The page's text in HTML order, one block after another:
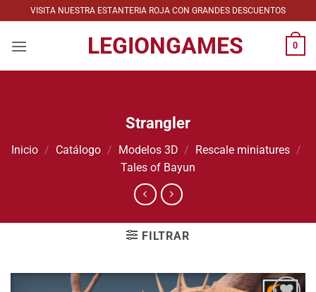
al
contenido
VISITA NUESTRA ESTANTERIA ROJA CON GRANDES DESCUENTOS
LEGIONGAMES 0
Strangler
Inicio / Catálogo / Modelos 3D / Rescale miniatures /
Tales of Bayun
FILTRAR